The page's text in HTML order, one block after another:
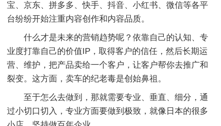
宝、京东、拼多多、快手、抖音、小红书、微信等各平
台纷纷开始注重内容创作和内容品质。
什么才是未来的营销趋势呢？依靠自己的认知、专
业度打靠自己的价值IP，取得客户的信任，然后长期运
营、维护，把产品卖给一个客户，让客户帮你去推广和
裂变。这方面，卖车的纪老毒是创始鼻祖。
至于怎么去做到，那就需要专业、垂直、细分，通
过小切口切入，专业方面要做到极致，就像日本的很多